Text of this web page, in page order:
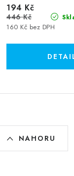
160 Kč bez DPH
194 Kč
446 Kč
NAHORU